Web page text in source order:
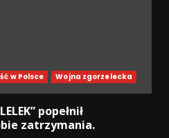
w Polsce Wojna zgorzelecka
popełnił
zatrzymania.